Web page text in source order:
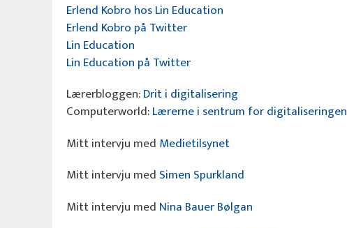
Erlend Kobro hos Lin Education
Erlend Kobro på Twitter
Lin Education
Lin Education på Twitter
Lærerbloggen:Drit i digitalisering
Computerworld:Lærerne i sentrum for digitaliseringen
Mitt intervju med Medietilsynet
Mitt intervju med Simen Spurkland
Mitt intervju med Nina Bauer Bølgan